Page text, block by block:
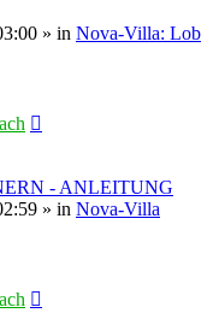
» in Nova-Villa: Lob
- ANLEITUNG
» in Nova-Villa